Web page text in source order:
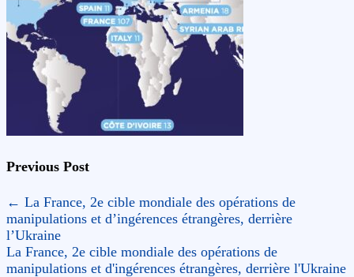
Previous Post
← La France, 2e cible mondiale des opérations de
manipulations et d’ingérences étrangères, derrière
l’Ukraine
La France, 2e cible mondiale des opérations de
manipulations et d'ingérences étrangères, derrière l'Ukraine